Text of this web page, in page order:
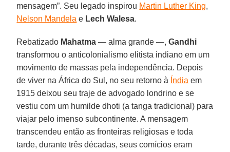
mensagem”. Seu legado inspirou Martin Luther King,
Nelson Mandela e Lech Walesa.
Rebatizado Mahatma — alma grande —,Gandhi
transformou o anticolonialismo elitista indiano em um
movimento de massas pela independência. Depois
de viver na África do Sul, no seu retorno à Índia em
1915 deixou seu traje de advogado londrino e se
vestiu com um humilde dhoti (a tanga tradicional) para
viajar pelo imenso subcontinente. A mensagem
transcendeu então as fronteiras religiosas e toda
tarde, durante três décadas, seus comícios eram